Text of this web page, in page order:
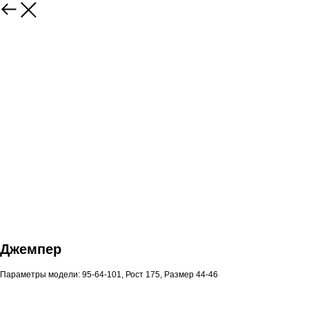
Джемпер
Параметры модели: 95-64-101, Рост 175, Размер 44-46